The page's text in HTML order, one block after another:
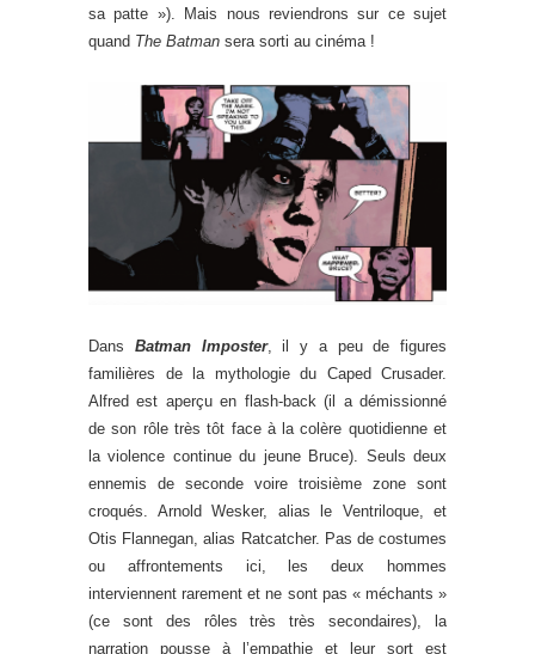
sa patte »). Mais nous reviendrons sur ce sujet
quand The Batman sera sorti au cinéma !
Dans Batman Imposter, il y a peu de figures
familières de la mythologie du Caped Crusader.
Alfred est aperçu en flash-back (il a démissionné
de son rôle très tôt face à la colère quotidienne et
la violence continue du jeune Bruce). Seuls deux
ennemis de seconde voire troisième zone sont
croqués. Arnold Wesker, alias le Ventriloque, et
Otis Flannegan, alias Ratcatcher. Pas de costumes
ou affrontements ici, les deux hommes
interviennent rarement et ne sont pas « méchants »
(ce sont des rôles très très secondaires), la
narration pousse à l’empathie et leur sort est